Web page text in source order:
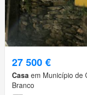
27 500 €
Casa em Município de
Branco